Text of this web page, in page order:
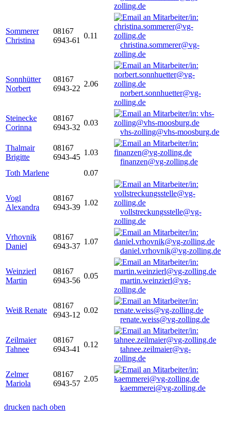
zolling.de
Sommerer
Christina
08167
6943-61
0.11
christina.sommerer@vg-
zolling.de
Sonnhütter
Norbert
08167
6943-22
2.06
norbert.sonnhuetter@vg-
zolling.de
Steinecke
Corinna
08167
6943-32
0.03
vhs-zolling@vhs-moosburg.de
Thalmair
Brigitte
08167
6943-45
1.03
finanzen@vg-zolling.de
Toth Marlene
0.07
Vogl
Alexandra
08167
6943-39
1.02
vollstreckungsstelle@vg-
zolling.de
Vrhovnik
Daniel
08167
6943-37
1.07
daniel.vrhovnik@vg-zolling.de
Weinzierl
Martin
08167
6943-56
0.05
martin.weinzierl@vg-
zolling.de
Weiß Renate
08167
6943-12
0.02
renate.weiss@vg-zolling.de
Zeilmaier
Tahnee
08167
6943-41
0.12
tahnee.zeilmaier@vg-
zolling.de
Zelmer
Mariola
08167
6943-57
2.05
kaemmerei@vg-zolling.de
drucken nach oben